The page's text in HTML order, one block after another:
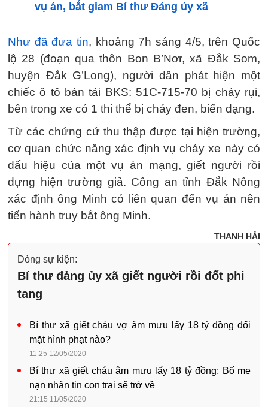
vụ án, bắt giam Bí thư Đảng ủy xã
Như đã đưa tin, khoảng 7h sáng 4/5, trên Quốc
lộ 28 (đoạn qua thôn Bon B’Nơr, xã Đắk Som,
huyện Đắk G’Long), người dân phát hiện một
chiếc ô tô bán tải BKS: 51C-715-70 bị cháy rụi,
bên trong xe có 1 thi thể bị cháy đen, biến dạng.
Từ các chứng cứ thu thập được tại hiện trường,
cơ quan chức năng xác định vụ cháy xe này có
dấu hiệu của một vụ án mạng, giết người rồi
dựng hiện trường giả. Công an tỉnh Đắk Nông
xác định ông Minh có liên quan đến vụ án nên
tiến hành truy bắt ông Minh.
THANH HẢI
Dòng sự kiện:
Bí thư đảng ủy xã giết người rồi đốt phi
tang
Bí thư xã giết cháu vợ âm mưu lấy 18 tỷ đồng đối
mặt hình phạt nào?
11:25 12/05/2020
Bí thư xã giết cháu âm mưu lấy 18 tỷ đồng: Bố mẹ
nạn nhân tin con trai sẽ trở về
21:15 11/05/2020